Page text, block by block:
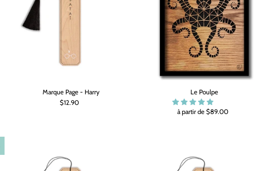
Marque Page - Harry
$12.90
Le Poulpe
à partir de $89.00